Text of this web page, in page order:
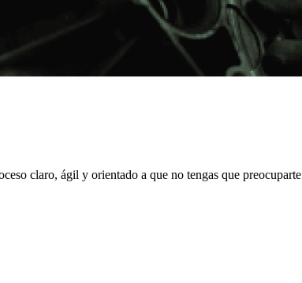
claro, ágil y orientado a que no tengas que